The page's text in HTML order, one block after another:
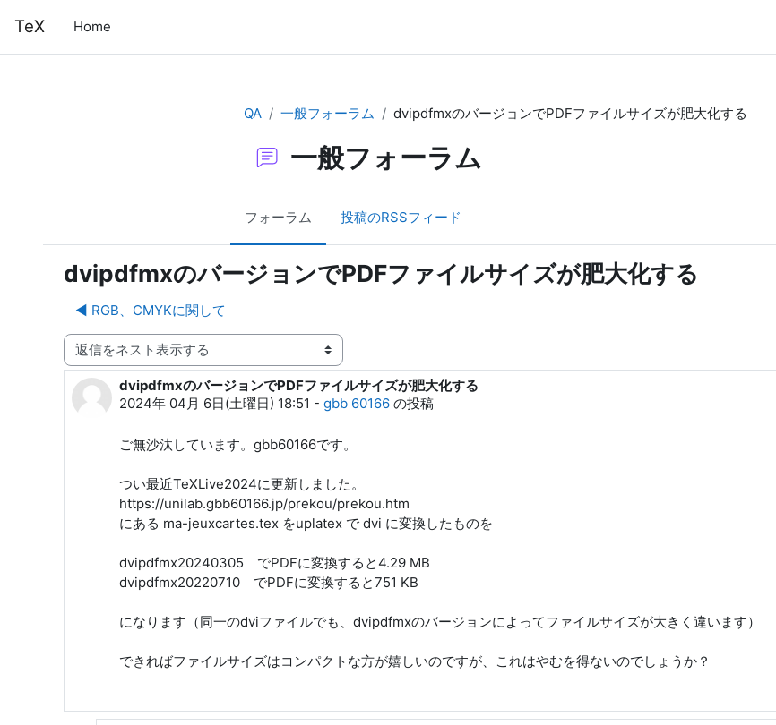
TeX Home
QA 一般フォーラム dvipdfmxのバージョンでPDFファイルサイズが肥大化する
一般フォーラム
フォーラム 投稿のRSSフィード
dvipdfmxのバージョンでPDFファイルサイズが肥大化する
◀︎ RGB、CMYKに関して
表示モード
dvipdfmxのバージョンでPDFファイルサイズが肥大化する
2024年 04月 6日(土曜日) 18:51 - gbb 60166 の投稿
返信数: 6
ご無沙汰しています。gbb60166です。
つい最近TeXLive2024に更新しました。
https://unilab.gbb60166.jp/prekou/prekou.htm
にある ma-jeuxcartes.tex をuplatex で dvi に変換したものを
dvipdfmx20240305 でPDFに変換すると4.29 MB
dvipdfmx20220710 でPDFに変換すると751 KB
になります（同一のdviファイルでも、dvipdfmxのバージョンによってファイルサイズが大きく違います）
できればファイルサイズはコンパクトな方が嬉しいのですが、これはやむを得ないのでしょうか？